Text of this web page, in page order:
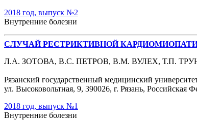
2018 год, выпуск №2
Внутренние болезни
СЛУЧАЙ РЕСТРИКТИВНОЙ
Л.А. ЗОТОВА, В.С. ПЕТРОВ, В.М. ВУЛЕХ, Т.П.
Рязанский государственный медицинский
ул. Высоковольтная, 9, 390026, г. Рязань, Российская
2018 год, выпуск №1
Внутренние болезни